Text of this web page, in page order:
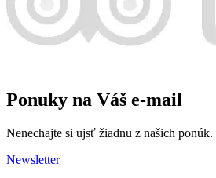
Ponuky na Váš e-mail
Nenechajte si ujsť žiadnu z našich ponúk.
Newsletter